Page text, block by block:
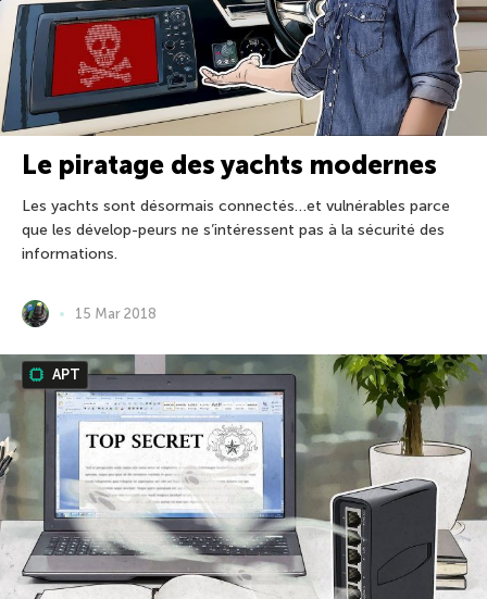
Le piratage des yachts modernes
Les yachts sont désormais connectés…et vulnérables parce
que les dévelop-peurs ne s’intéressent pas à la sécurité des
informations.
15 Mar 2018
APT